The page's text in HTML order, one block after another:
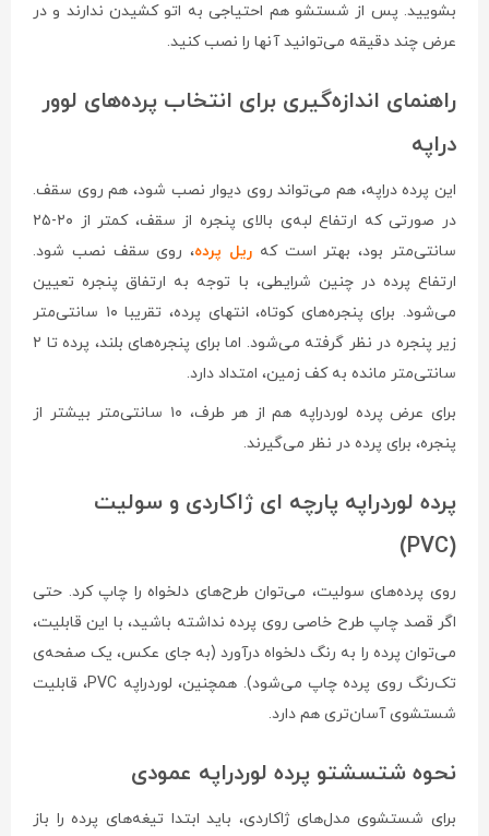
بشویید. پس از شستشو هم احتیاجی به اتو کشیدن ندارند و در
عرض چند دقیقه می‌توانید آنها را نصب کنید.
راهنمای اندازه‌گیری برای انتخاب پرده‌های لوور
دراپه
این پرده دراپه، هم می‌تواند روی دیوار نصب شود، هم روی سقف.
در صورتی که ارتفاع لبه‌ی بالای پنجره از سقف، کمتر از ۲۰-۲۵
سانتی‌متر بود، بهتر است که ریل پرده، روی سقف نصب شود.
ارتفاع پرده در چنین شرایطی، با توجه به ارتفاق پنجره تعیین
می‌شود. برای پنجره‌های کوتاه، انتهای پرده، تقریبا ۱۰ سانتی‌متر
زیر پنجره در نظر گرفته می‌شود. اما برای پنجره‌های بلند، پرده تا ۲
سانتی‌متر مانده به کف زمین، امتداد دارد.
برای عرض پرده لوردراپه هم از هر طرف، ۱۰ سانتی‌متر بیشتر از
پنجره، برای پرده در نظر می‌گیرند.
پرده لوردراپه پارچه ای ژاکاردی و سولیت
(PVC)
روی پرده‌های سولیت، می‌توان طرح‌های دلخواه را چاپ کرد. حتی
اگر قصد چاپ طرح خاصی روی پرده نداشته باشید، با این قابلیت،
می‌توان پرده را به رنگ دلخواه درآورد (به جای عکس، یک صفحه‌ی
تک‌رنگ روی پرده چاپ می‌شود). همچنین، لوردراپه PVC، قابلیت
شستشوی آسان‌تری هم دارد.
نحوه شتسشتو پرده لوردراپه عمودی
برای شستشوی مدل‌های ژاکاردی، باید ابتدا تیغه‌های پرده را باز